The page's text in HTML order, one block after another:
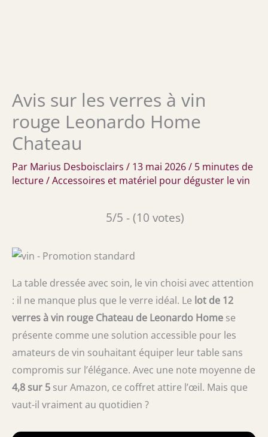
Avis sur les verres à vin
rouge Leonardo Home
Chateau
Par Marius Desboisclairs / 13 mai 2026/ 5 minutes de
lecture/Accessoires et matériel pour déguster le vin
5/5 - (10 votes)
La table dressée avec soin, le vin choisi avec attention
: il ne manque plus que le verre idéal. Le lot de 12
verres à vin rouge Chateau de Leonardo Home se
présente comme une solution accessible pour les
amateurs de vin souhaitant équiper leur table sans
compromis sur l’élégance. Avec une note moyenne de
4,8 sur 5 sur Amazon, ce coffret attire l’œil. Mais que
vaut-il vraiment au quotidien ?